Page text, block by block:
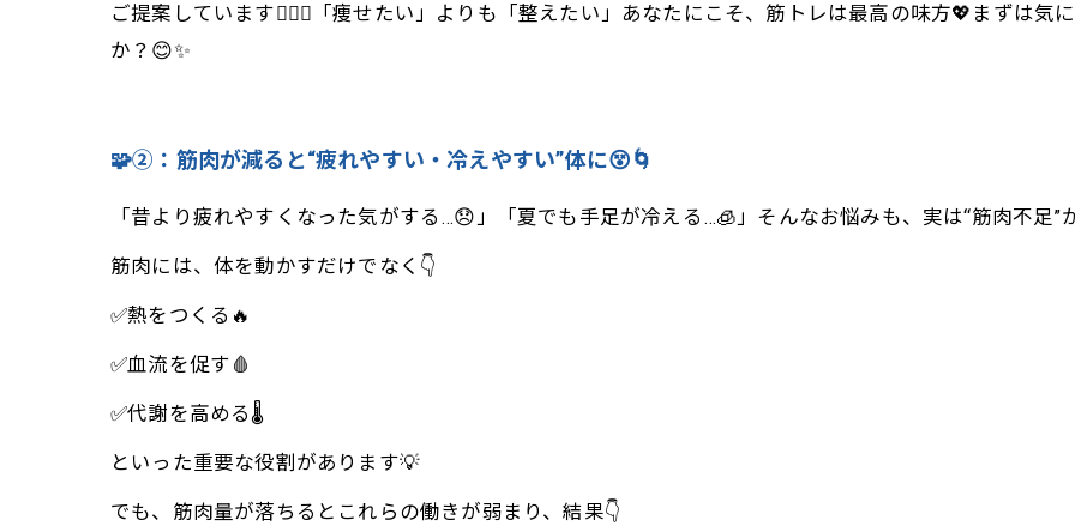
ご提案しています🏋️‍♀️🌿「痩せたい」よりも「整えたい」あなたにこそ、筋トレは最高の味方💖まずは気
か？😊✨
🧩②：筋肉が減ると“疲れやすい・冷えやすい”体に😵🌀
「昔より疲れやすくなった気がする…😞」「夏でも手足が冷える…🧊」そんなお悩みも、実は“筋肉不足”
筋肉には、体を動かすだけでなく👇
✅熱をつくる🔥
✅血流を促す🩸
✅代謝を高める🌡️
といった重要な役割があります💡
でも、筋肉量が落ちるとこれらの働きが弱まり、結果👇